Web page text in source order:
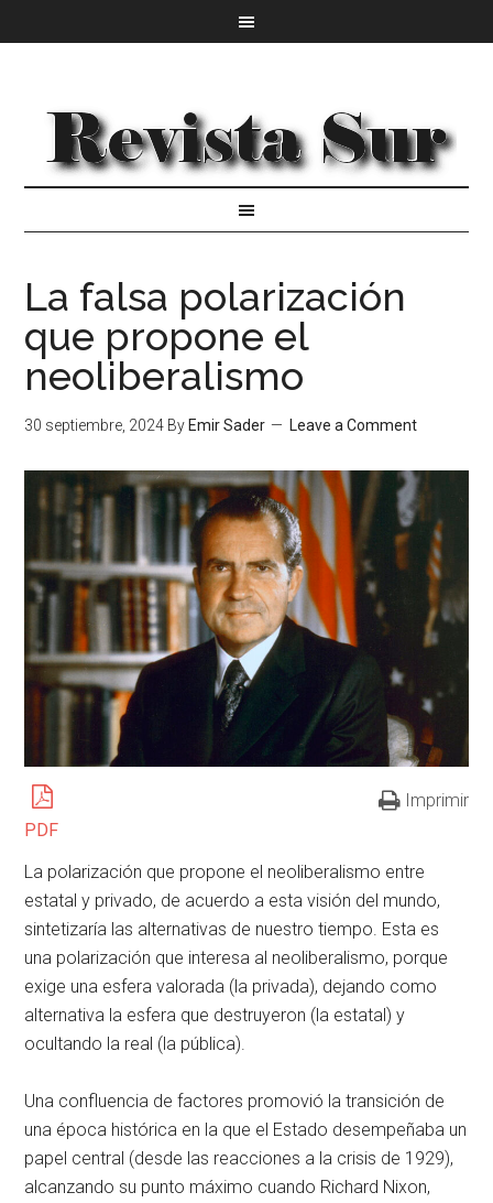
La falsa polarización
que propone el
neoliberalismo
30 septiembre, 2024 By Emir Sader Leave a Comment
PDF
Imprimir
La polarización que propone el neoliberalismo entre
estatal y privado, de acuerdo a esta visión del mundo,
sintetizaría las alternativas de nuestro tiempo. Esta es
una polarización que interesa al neoliberalismo, porque
exige una esfera valorada (la privada), dejando como
alternativa la esfera que destruyeron (la estatal) y
ocultando la real (la pública).
Una confluencia de factores promovió la transición de
una época histórica en la que el Estado desempeñaba un
papel central (desde las reacciones a la crisis de 1929),
alcanzando su punto máximo cuando Richard Nixon,